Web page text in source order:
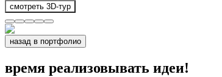
смотреть 3D-тур
назад в портфолио
время реализовывать идеи!